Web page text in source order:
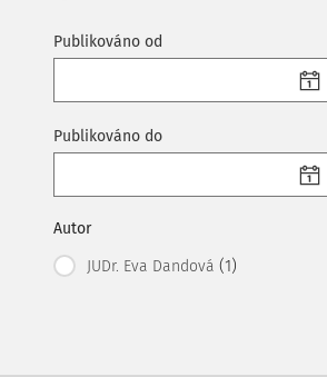
Publikováno od
Publikováno do
Autor
JUDr. Eva Dandová (1)